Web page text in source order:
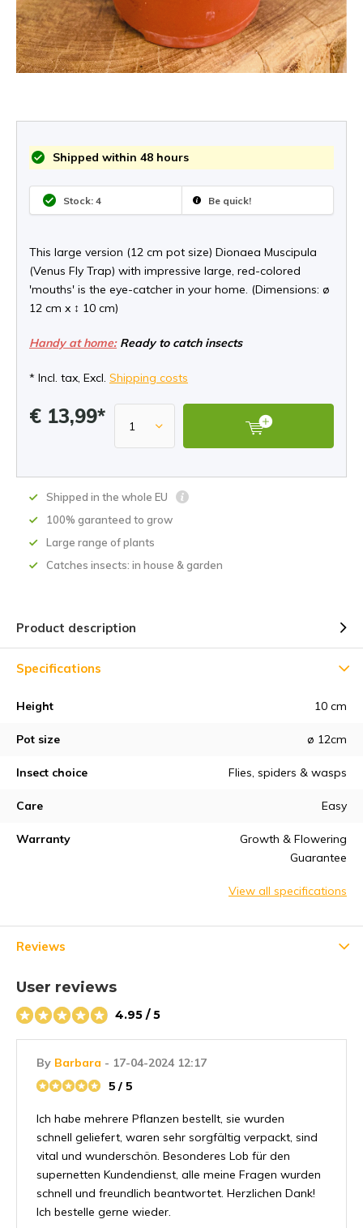
Shipped within 48 hours
Stock: 4 Be quick!
This large version (12 cm pot size) Dionaea Muscipula
(Venus Fly Trap) with impressive large, red-colored
'mouths' is the eye-catcher in your home. (Dimensions: ø
12 cm x ↕ 10 cm)
Handy at home:Ready to catch insects
* Incl. tax, Excl. Shipping costs
€ 13,99*
Shipped in the whole EU
100% garanteed to grow
Large range of plants
Catches insects: in house & garden
Product description
Specifications
Height 10 cm
Pot size ø 12cm
Insect choice Flies, spiders & wasps
Care Easy
Warranty
Growth & Flowering
Guarantee
View all specifications
Reviews
User reviews
4.95 / 5
By Barbara - 17-04-2024 12:17
5 / 5
Ich habe mehrere Pflanzen bestellt, sie wurden
schnell geliefert, waren sehr sorgfältig verpackt, sind
vital und wunderschön. Besonderes Lob für den
supernetten Kundendienst, alle meine Fragen wurden
schnell und freundlich beantwortet. Herzlichen Dank!
Ich bestelle gerne wieder.